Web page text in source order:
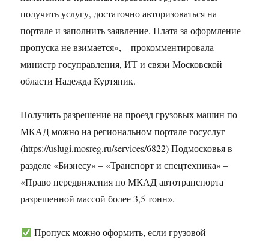
получить услугу, достаточно авторизоваться на
портале и заполнить заявление. Плата за оформление
пропуска не взимается», – прокомментировала
министр госуправления, ИТ и связи Московской
области Надежда Куртяник.
Получить разрешение на проезд грузовых машин по
МКАД можно на региональном портале госуслуг
(https://uslugi.mosreg.ru/services/6822) Подмосковья в
разделе «Бизнесу» – «Транспорт и спецтехника» –
«Право передвижения по МКАД автотранспорта
разрешенной массой более 3,5 тонн».
Пропуск можно оформить, если грузовой